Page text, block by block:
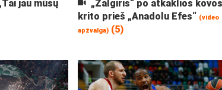
jau mūsų
„Žalgiris“ po atkaklios
krito prieš „Anadolu Efes“ (video
apžvalga) (5)